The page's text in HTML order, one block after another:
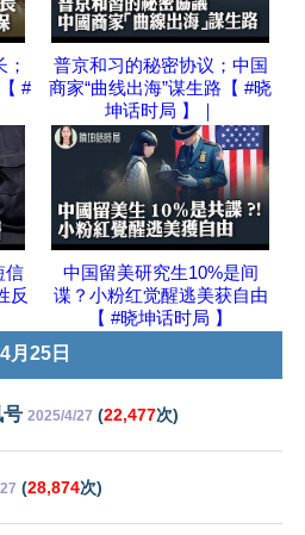
#
普京和习的秘密协议；中国
商家“曲线出海”谋生路【 #晓
坤话时局 】｜
信
反
中国留美研究生10%是间
谍？小粉红觉醒逃美获自由
【 #晓坤话时局 】
月25日
号 2025/4/27 (22,477次)
(28,874次)